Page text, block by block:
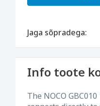
Jaga sõpradega:
Info toote
The NOCO